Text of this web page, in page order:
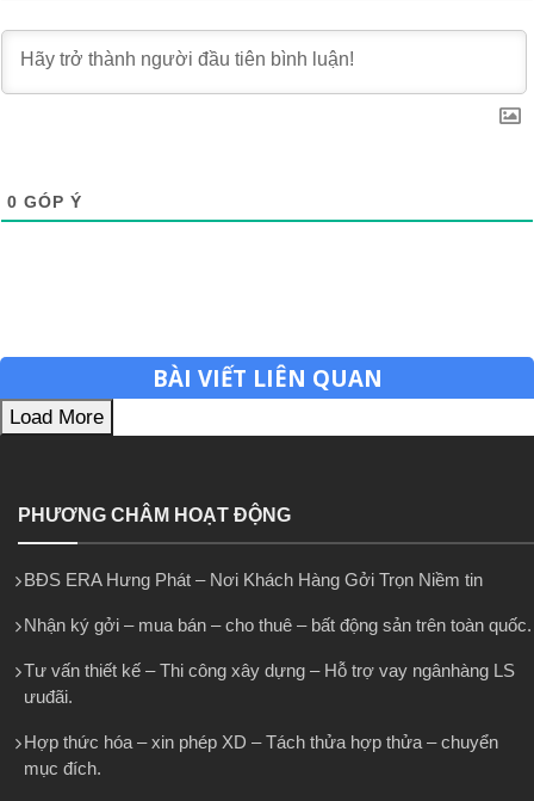
0 GÓP Ý
BÀI VIẾT LIÊN QUAN
Load More
PHƯƠNG CHÂM HOẠT ĐỘNG
BĐS ERA Hưng Phát – Nơi Khách Hàng Gởi Trọn Niềm tin
Nhận ký gởi – mua bán – cho thuê – bất động sản trên toàn quốc.
Tư vấn thiết kế – Thi công xây dựng – Hỗ trợ vay ngânhàng LS
ưuđãi.
Hợp thức hóa – xin phép XD – Tách thửa hợp thửa – chuyển
mục đích.